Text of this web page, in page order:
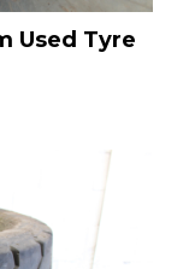
Used Tyre